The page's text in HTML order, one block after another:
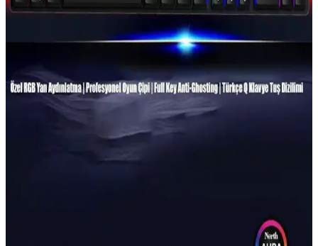
Razer BlackWidow V3 Green Switch Mekanik
Klavye Özellikleri ve Kullanım Avantajları
Razer BlackWidow V3 Green Switch, yüksek tepki hızı ve
dayanıklılığıyla öne çıkan mekanik klavye, ergonomik tasarımı ve
kişiselleştirilebilir RGB ışıklandırmasıyla oyun ve profesyonel
kullanımda tercih edilir.
Everest Parley Rainbow Mekanik Klavye Özellikleri
ve Kullanıcı Deneyimi
North Shield Blue Switch Mekanik Gaming Klavye
Tam Metal Panel ile Güç ve Dayanıklılık Sunar